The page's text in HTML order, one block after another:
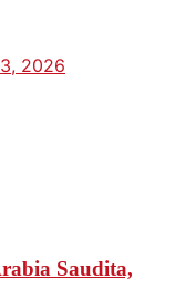
2026
Saudita,